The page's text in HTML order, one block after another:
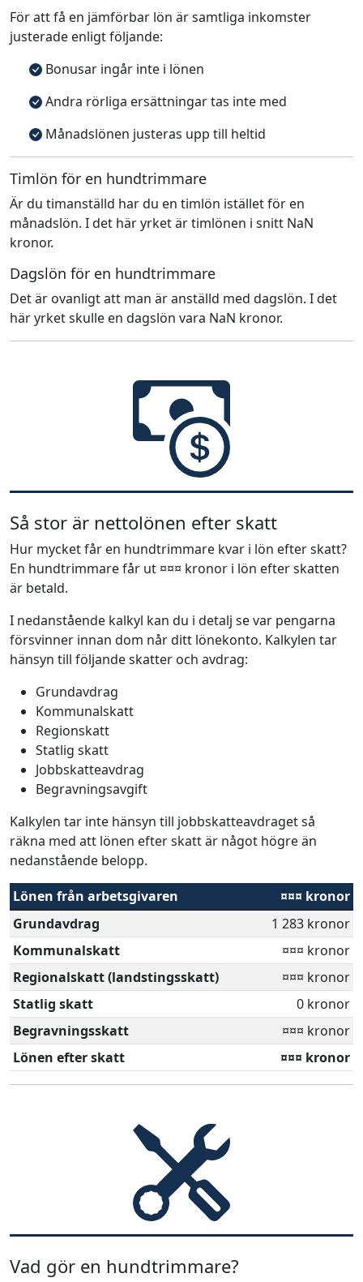
För att få en jämförbar lön är samtliga inkomster
justerade enligt följande:
Bonusar ingår inte i lönen
Andra rörliga ersättningar tas inte med
Månadslönen justeras upp till heltid
Timlön för en hundtrimmare
Är du timanställd har du en timlön istället för en
månadslön. I det här yrket är timlönen i snitt NaN
kronor.
Dagslön för en hundtrimmare
Det är ovanligt att man är anställd med dagslön. I det
här yrket skulle en dagslön vara NaN kronor.
Så stor är nettolönen efter skatt
Hur mycket får en hundtrimmare kvar i lön efter skatt?
En hundtrimmare får ut ¤¤¤ kronor i lön efter skatten
är betald.
I nedanstående kalkyl kan du i detalj se var pengarna
försvinner innan dom når ditt lönekonto. Kalkylen tar
hänsyn till följande skatter och avdrag:
Grundavdrag
Kommunalskatt
Regionskatt
Statlig skatt
Jobbskatteavdrag
Begravningsavgift
Kalkylen tar inte hänsyn till jobbskatteavdraget så
räkna med att lönen efter skatt är något högre än
nedanstående belopp.
Lönen från arbetsgivaren
¤¤¤ kronor
Grundavdrag
1 283 kronor
Kommunalskatt
¤¤¤ kronor
Regionalskatt (landstingsskatt)
¤¤¤ kronor
Statlig skatt
0 kronor
Begravningsskatt
¤¤¤ kronor
Lönen efter skatt
¤¤¤ kronor
Vad gör en hundtrimmare?